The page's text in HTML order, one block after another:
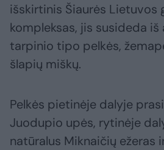
išskirtinis Šiaurės Lietuvos
kompleksas, jis susideda iš
tarpinio tipo pelkės,
šlapių miškų.
Pelkės pietinėje dalyje
Juodupio upės, rytinėje
natūralus Miknaičių ežeras